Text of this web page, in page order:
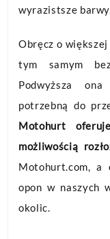
wyrazistsze
Obręcz o
tym samym
Podwyższa
potrzebną do
Motohurt
możliwością
Motohurt.com, a
opon w naszych
okolic.